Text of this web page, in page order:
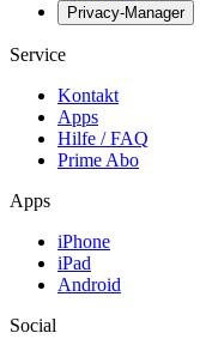
Privacy-Manager
Service
Kontakt
Apps
Hilfe / FAQ
Prime Abo
Apps
iPhone
iPad
Android
Social